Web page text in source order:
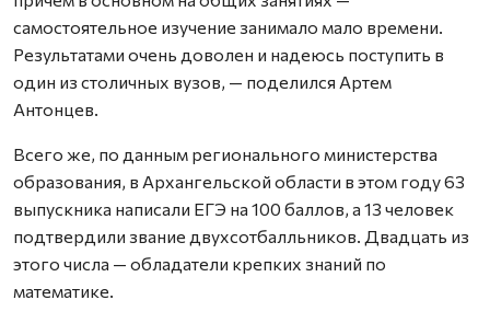
самостоятельное изучение занимало мало времени.
Результатами очень доволен и надеюсь поступить в
один из столичных вузов, — поделился Артем
Антонцев.
Всего же, по данным регионального министерства
образования, в Архангельской области в этом году 63
выпускника написали ЕГЭ на 100 баллов, а 13 человек
подтвердили звание двухсотбалльников. Двадцать из
этого числа — обладатели крепких знаний по
математике.